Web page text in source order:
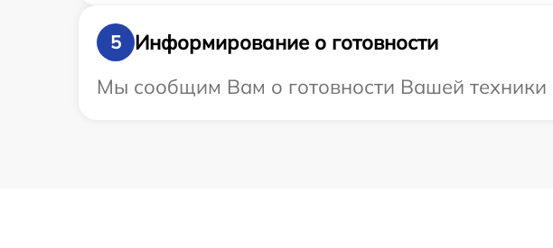
5
Информирование о готовности
Мы сообщим Вам о готовности Вашей техники